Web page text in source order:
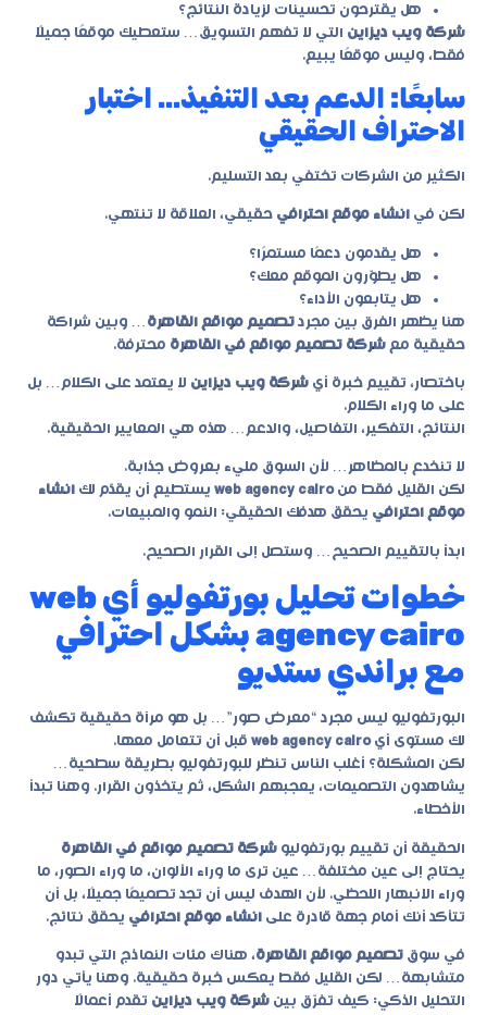
هل يقترحون تحسينات لزيادة النتائج؟
شركة ويب ديزاين التي لا تفهم التسويق… ستعطيك موقعًا جميلًا
فقط، وليس موقعًا يبيع.
سابعًا: الدعم بعد التنفيذ… اختبار
الاحتراف الحقيقي
الكثير من الشركات تختفي بعد التسليم.
لكن في انشاء موقع احترافي حقيقي، العلاقة لا تنتهي.
هل يقدمون دعمًا مستمرًا؟
هل يطوّرون الموقع معك؟
هل يتابعون الأداء؟
هنا يظهر الفرق بين مجرد تصميم مواقع القاهرة … وبين شراكة
حقيقية مع شركة تصميم مواقع في القاهرة محترفة.
باختصار، تقييم خبرة أي شركة ويب ديزاين لا يعتمد على الكلام… بل
على ما وراء الكلام.
النتائج، التفكير، التفاصيل، والدعم… هذه هي المعايير الحقيقية.
لا تنخدع بالمظاهر… لأن السوق مليء بعروض جذابة.
لكن القليل فقط منweb agency cairo يستطيع أن يقدّم لك انشاء
موقع احترافي يحقق هدفك الحقيقي: النمو والمبيعات.
ابدأ بالتقييم الصحيح… وستصل إلى القرار الصحيح.
خطوات تحليل بورتفوليو أي web
agency cairo بشكل احترافي
مع براندي ستديو
البورتفوليو ليس مجرد “معرض صور”… بل هو مرآة حقيقية تكشف
لك مستوى أيweb agency cairo قبل أن تتعامل معها.
لكن المشكلة؟ أغلب الناس تنظر للبورتفوليو بطريقة سطحية…
يشاهدون التصميمات، يعجبهم الشكل، ثم يتخذون القرار. وهنا تبدأ
الأخطاء.
الحقيقة أن تقييم بورتفوليو شركة تصميم مواقع في القاهرة
يحتاج إلى عين مختلفة… عين ترى ما وراء الألوان، ما وراء الصور، ما
وراء الانبهار اللحظي. لأن الهدف ليس أن تجد تصميمًا جميلًا، بل أن
تتأكد أنك أمام جهة قادرة على انشاء موقع احترافي يحقق نتائج.
في سوق تصميم مواقع القاهرة، هناك مئات النماذج التي تبدو
متشابهة… لكن القليل فقط يعكس خبرة حقيقية. وهنا يأتي دور
التحليل الذكي: كيف تفرّق بين شركة ويب ديزاين تقدم أعمالًا